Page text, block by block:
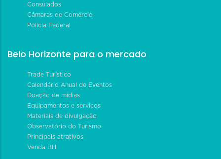
Consulados
Câmaras de Comércio
Polícia Federal
Belo Horizonte para o mercado
Trade Turístico
Calendário Anual de Eventos
Doação de mídias
Equipamentos e serviços
Materiais de divulgação
Observatório do Turismo
Principais atrativos
Venda BH